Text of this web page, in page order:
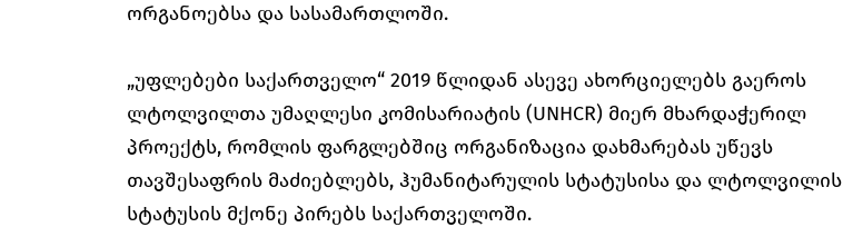
ორგანოებსა და სასამართლოში.
„უფლებები საქართველო“ 2019 წლიდან ასევე ახორციელებს გაეროს
ლტოლვილთა უმაღლესი კომისარიატის (UNHCR) მიერ მხარდაჭერილ
პროექტს, რომლის ფარგლებშიც ორგანიზაცია დახმარებას უწევს
თავშესაფრის მაძიებლებს, ჰუმანიტარულის სტატუსისა და ლტოლვილის
სტატუსის მქონე პირებს საქართველოში.